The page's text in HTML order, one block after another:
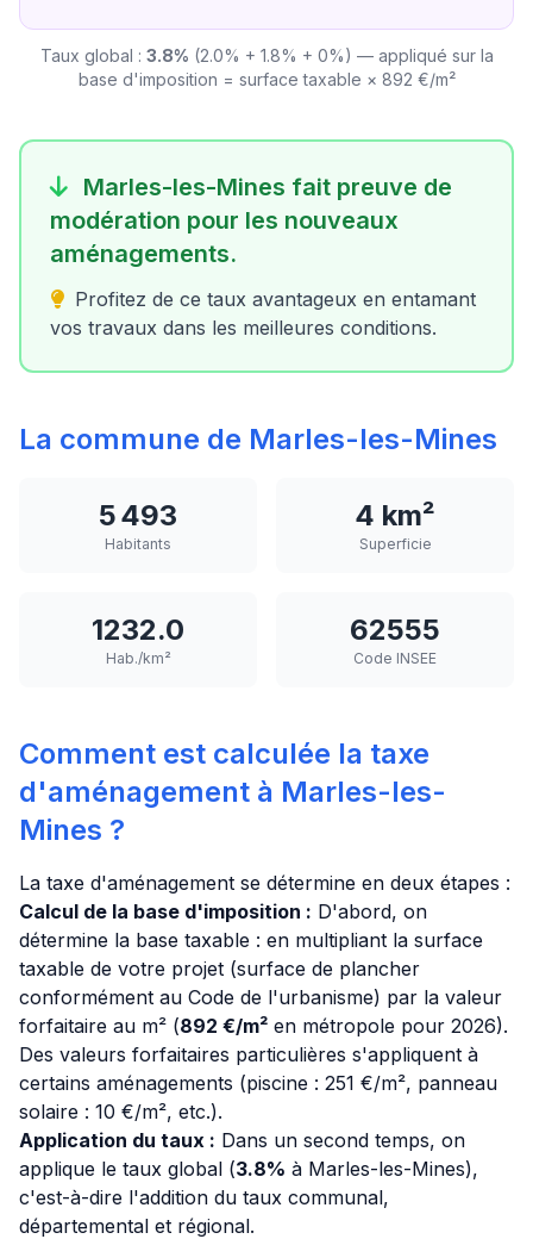
Taux global : 3.8% (2.0% + 1.8% + 0%) — appliqué sur la
base d'imposition = surface taxable × 892 €/m²
Marles-les-Mines fait preuve de
modération pour les nouveaux
aménagements.
Profitez de ce taux avantageux en entamant
vos travaux dans les meilleures conditions.
La commune de Marles-les-Mines
5 493
Habitants
4 km²
Superficie
1232.0
Hab./km²
62555
Code INSEE
Comment est calculée la taxe
d'aménagement à Marles-les-
Mines ?
La taxe d'aménagement se détermine en deux étapes :
Calcul de la base d'imposition : D'abord, on
détermine la base taxable : en multipliant la surface
taxable de votre projet (surface de plancher
conformément au Code de l'urbanisme) par la valeur
forfaitaire au m² (892 €/m² en métropole pour 2026).
Des valeurs forfaitaires particulières s'appliquent à
certains aménagements (piscine : 251 €/m², panneau
solaire : 10 €/m², etc.).
Application du taux : Dans un second temps, on
applique le taux global (3.8% à Marles-les-Mines),
c'est-à-dire l'addition du taux communal,
départemental et régional.